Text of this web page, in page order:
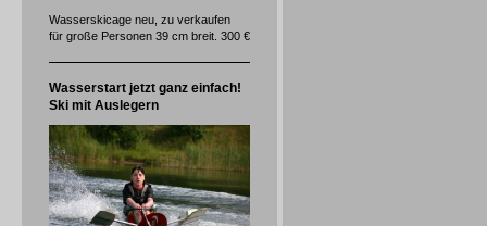
Wasserskicage neu, zu verkaufen
für große Personen 39 cm breit. 300 €
Wasserstart jetzt ganz einfach!
Ski mit Auslegern